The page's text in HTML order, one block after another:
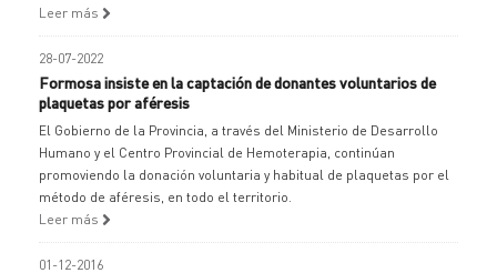
Leer más
28-07-2022
Formosa insiste en la captación de donantes voluntarios de
plaquetas por aféresis
El Gobierno de la Provincia, a través del Ministerio de Desarrollo
Humano y el Centro Provincial de Hemoterapia, continúan
promoviendo la donación voluntaria y habitual de plaquetas por el
método de aféresis, en todo el territorio.
Leer más
01-12-2016